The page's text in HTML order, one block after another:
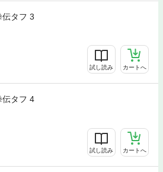
伝タフ 3
試し読み カートへ
伝タフ 4
試し読み カートへ